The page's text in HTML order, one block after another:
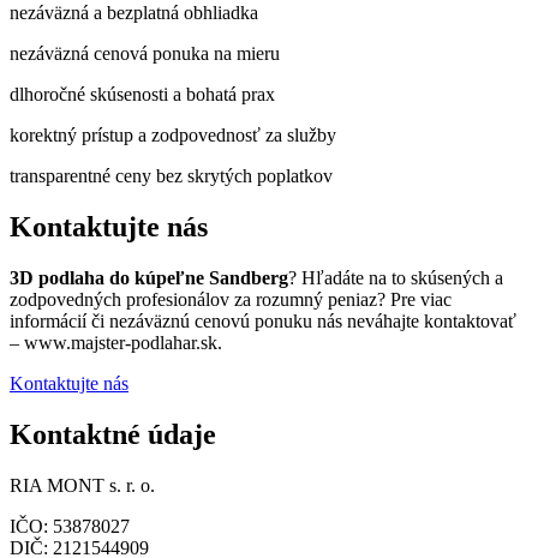
nezáväzná a bezplatná obhliadka
nezáväzná cenová ponuka na mieru
dlhoročné skúsenosti a bohatá prax
korektný prístup a zodpovednosť za služby
transparentné ceny bez skrytých poplatkov
Kontaktujte nás
3D podlaha do kúpeľne Sandberg? Hľadáte na to skúsených a
zodpovedných profesionálov za rozumný peniaz? Pre viac
informácií či nezáväznú cenovú ponuku nás neváhajte kontaktovať
– www.majster-podlahar.sk.
Kontaktujte nás
Kontaktné údaje
RIA MONT s. r. o.
IČO: 53878027
DIČ: 2121544909